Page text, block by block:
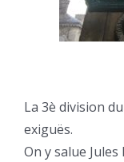
La 3è division
exiguës.
On y salue